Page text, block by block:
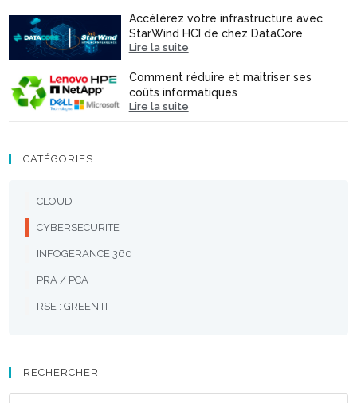
Accélérez votre infrastructure avec
StarWind HCI de chez DataCore
Lire la suite
Comment réduire et maitriser ses
coûts informatiques
Lire la suite
CATÉGORIES
CLOUD
CYBERSECURITE
INFOGERANCE 360
PRA / PCA
RSE : GREEN IT
RECHERCHER